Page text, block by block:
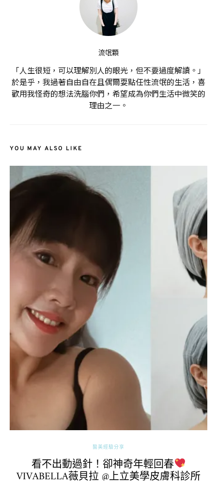
流氓顆
「人生很短，可以理解別人的眼光，但不要過度解讀。」
於是乎，我過著自由自在且偶爾耍點任性流氓的生活，喜
歡用我怪奇的想法洗腦你們，希望成為你們生活中微笑的
理由之一。
YOU MAY ALSO LIKE
醫美經驗分享
看不出動過針！卻神奇年輕回春
VIVABELLA薇貝拉 @上立美學皮膚科診所